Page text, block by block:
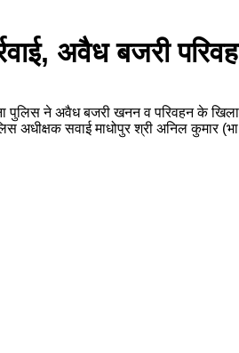
अवैध बजरी
पुलिस ने अवैध बजरी खनन व परिवहन के
अधीक्षक सवाई माधोपुर श्री अनिल कुमार